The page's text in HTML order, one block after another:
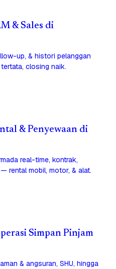
& Sales di
up, & histori pelanggan
closing naik.
& Penyewaan di
real-time, kontrak,
rental mobil, motor, & alat.
Simpan Pinjam
& angsuran, SHU, hingga